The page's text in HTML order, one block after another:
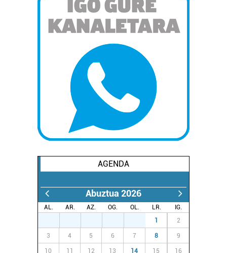
AGENDA
Abuztua 2026
AL. AR. AZ. OG. OL. LR.
IG.
1 2
3 4 5 6 7 8 9
10 11 12 13 14 15 16